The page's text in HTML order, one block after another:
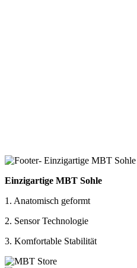
Einzigartige MBT Sohle
1. Anatomisch geformt
2. Sensor Technologie
3. Komfortable Stabilität